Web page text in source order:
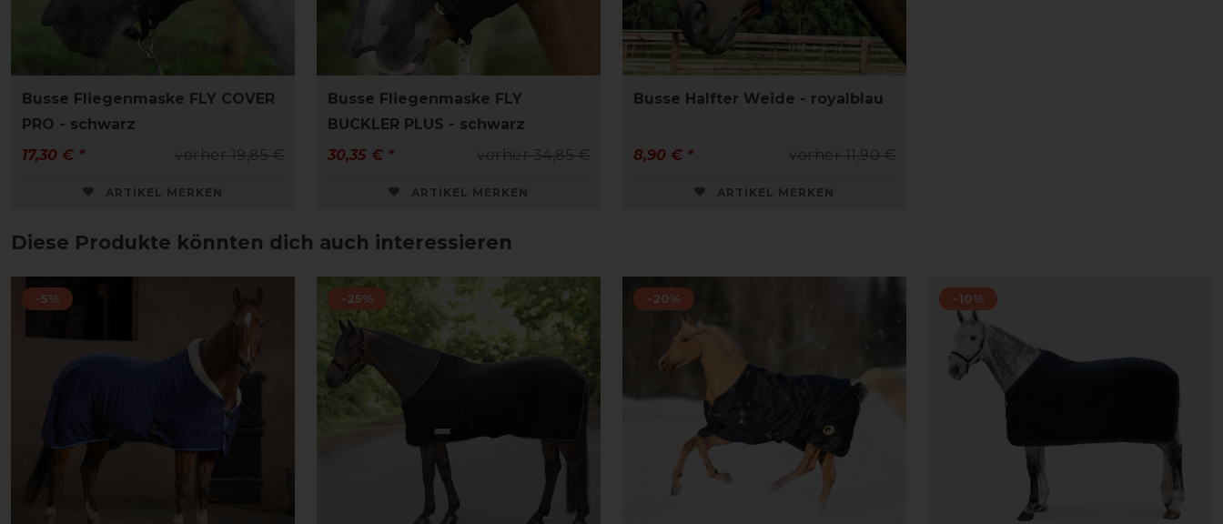
Busse Fliegenmaske FLY COVER
PRO - schwarz
vorher 19,85 €
17,30 € *
ARTIKEL MERKEN
Busse Fliegenmaske FLY
BUCKLER PLUS - schwarz
vorher 34,85 €
30,35 € *
ARTIKEL MERKEN
Busse Halfter Weide - royalblau
vorher 11,90 €
8,90 € *
ARTIKEL MERKEN
Diese Produkte könnten dich auch interessieren
-5% -25% -20% -10%